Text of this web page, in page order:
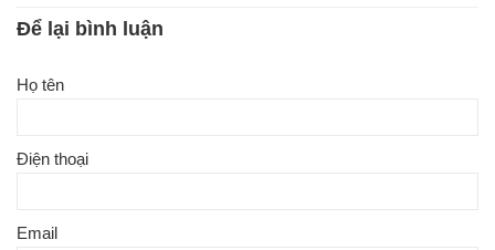
Để lại bình luận
Họ tên
Điện thoại
Email